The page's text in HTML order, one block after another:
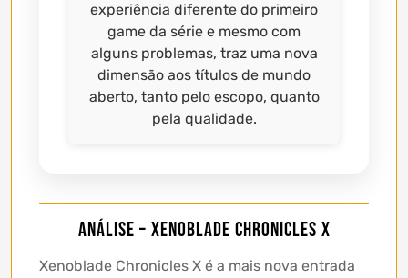
experiência diferente do primeiro
game da série e mesmo com
alguns problemas, traz uma nova
dimensão aos títulos de mundo
aberto, tanto pelo escopo, quanto
pela qualidade.
Análise – Xenoblade Chronicles X
Xenoblade Chronicles X é a mais nova entrada